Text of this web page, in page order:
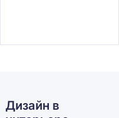
Дизайн в